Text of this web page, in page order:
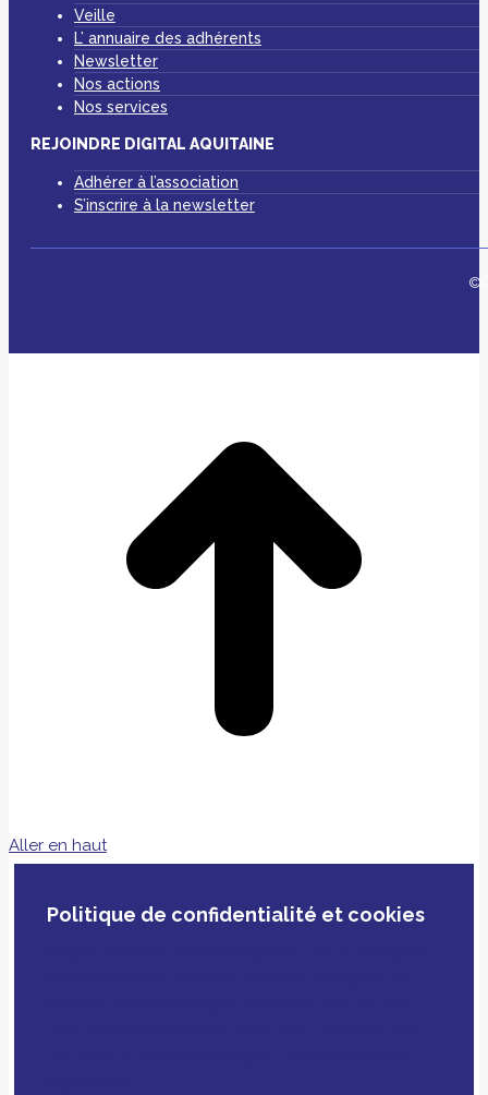
Veille
L’ annuaire des adhérents
Newsletter
Nos actions
Nos services
REJOINDRE DIGITAL AQUITAINE
Adhérer à l’association
S’inscrire à la newsletter
Aller en haut
Politique de confidentialité et cookies